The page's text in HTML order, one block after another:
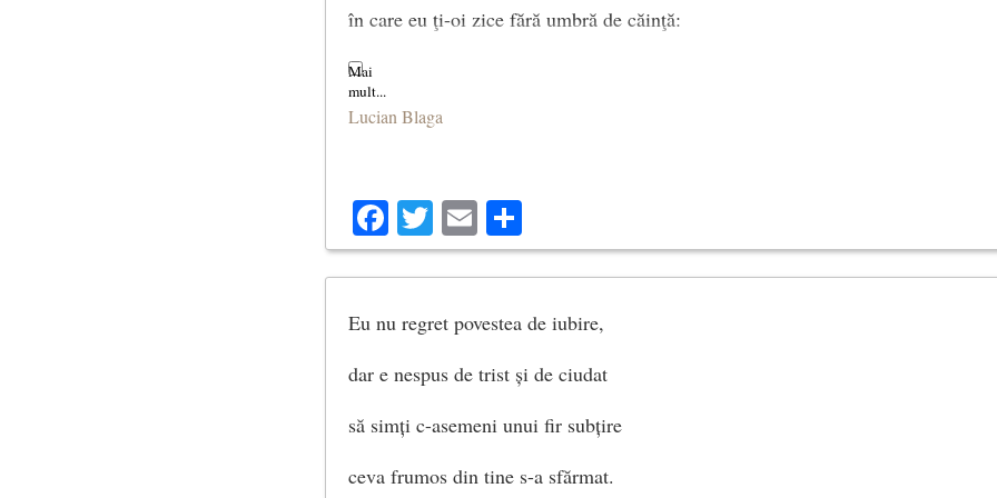
în care eu ţi-oi zice fără umbră de căinţă:
“Nu ştii, ca numa-n lacuri cu noroi în fund cresc nuferi?
(Vei plânge mult ori vei zâmbi?)
Lucian Blaga
Facebook
Twitter
Email
Eu nu regret povestea de iubire,
dar e nespus de trist și de ciudat
să simți c-asemeni unui fir subțire
ceva frumos din tine s-a sfărmat.